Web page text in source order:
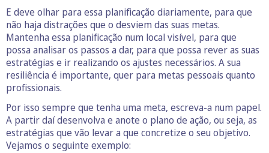
E deve olhar para essa planificação diariamente, para que
não haja distrações que o desviem das suas metas.
Mantenha essa planificação num local visível, para que
possa analisar os passos a dar, para que possa rever as suas
estratégias e ir realizando os ajustes necessários. A sua
resiliência é importante, quer para metas pessoais quanto
profissionais.
Por isso sempre que tenha uma meta, escreva-a num papel.
A partir daí desenvolva e anote o plano de ação, ou seja, as
estratégias que vão levar a que concretize o seu objetivo.
Vejamos o seguinte exemplo: